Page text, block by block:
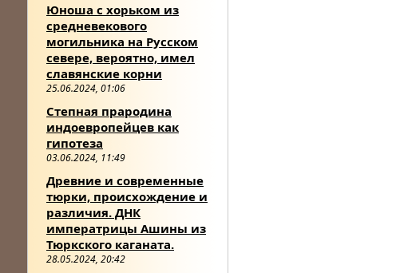
Юноша с хорьком из
средневекового
могильника на Русском
севере, вероятно, имел
славянские корни
25.06.2024, 01:06
Степная прародина
индоевропейцев как
гипотеза
03.06.2024, 11:49
Древние и современные
тюрки, происхождение и
различия. ДНК
императрицы Ашины из
Тюркского каганата.
28.05.2024, 20:42